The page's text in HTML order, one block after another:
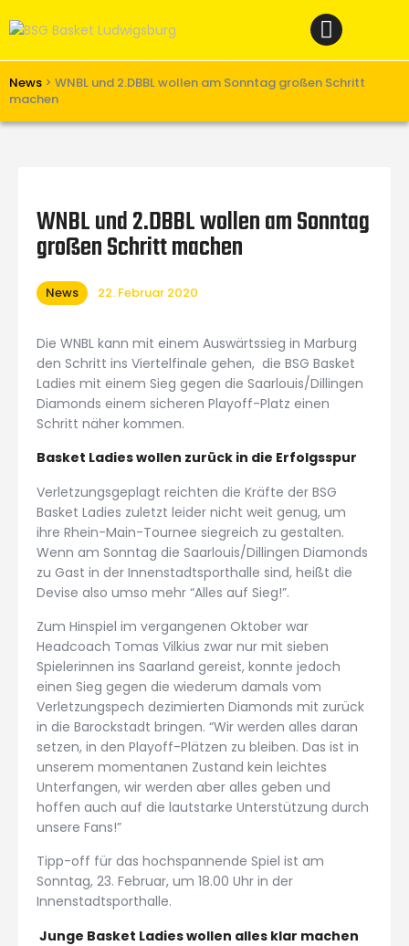
News > WNBL und 2.DBBL wollen am Sonntag großen Schritt
machen
Verein
Teams W
Unterstützen
Links
WNBL und 2.DBBL wollen am Sonntag
großen Schritt machen
News 22. Februar 2020
Die WNBL kann mit einem Auswärtssieg in Marburg
den Schritt ins Viertelfinale gehen, die BSG Basket
Ladies mit einem Sieg gegen die Saarlouis/Dillingen
Diamonds einem sicheren Playoff-Platz einen
Schritt näher kommen.
Basket Ladies wollen zurück in die Erfolgsspur
Verletzungsgeplagt reichten die Kräfte der BSG
Basket Ladies zuletzt leider nicht weit genug, um
ihre Rhein-Main-Tournee siegreich zu gestalten.
Wenn am Sonntag die Saarlouis/Dillingen Diamonds
zu Gast in der Innenstadtsporthalle sind, heißt die
Devise also umso mehr “Alles auf Sieg!”.
Zum Hinspiel im vergangenen Oktober war
Headcoach Tomas Vilkius zwar nur mit sieben
Spielerinnen ins Saarland gereist, konnte jedoch
einen Sieg gegen die wiederum damals vom
Verletzungspech dezimierten Diamonds mit zurück
in die Barockstadt bringen. “Wir werden alles daran
setzen, in den Playoff-Plätzen zu bleiben. Das ist in
unserem momentanen Zustand kein leichtes
Unterfangen, wir werden aber alles geben und
hoffen auch auf die lautstarke Unterstützung durch
unsere Fans!”
Tipp-off für das hochspannende Spiel ist am
Sonntag, 23. Februar, um 18.00 Uhr in der
Innenstadtsporthalle.
Junge Basket Ladies wollen alles klar machen